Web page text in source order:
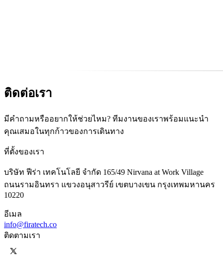
ติดต่อเรา
มีคำถามหรืออยากให้ช่วยไหม? ทีมงานของเราพร้อมแนะนำ
คุณเสมอในทุกก้าวของการเดินทาง
ที่ตั้งของเรา
บริษัท ฟีร่า เทคโนโลยี จำกัด 165/49 Nirvana at Work Village
ถนนรามอินทรา แขวงอนุสาวรีย์ เขตบางเขน กรุงเทพมหานคร
10220
อีเมล
info@firatech.co
ติดตามเรา